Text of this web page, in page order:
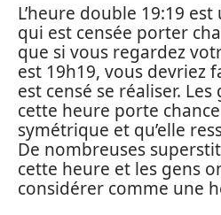
L’heure double 19:19
qui est censée porter
que si vous regardez
est 19h19, vous devriez
est censé se réaliser.
cette heure porte
symétrique et qu’elle
De nombreuses
cette heure et les gens
considérer comme une